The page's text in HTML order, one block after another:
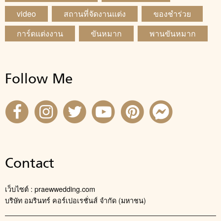
video สถานที่จัดงานแต่ง
ของชำร่วย
การ์ดแต่งงาน
ขันหมาก พานขันหมาก
Follow Me
Contact
เว็บไซต์ : praewwedding.com
บริษัท อมรินทร์ คอร์เปอเรชั่นส์ จำกัด (มหาชน)